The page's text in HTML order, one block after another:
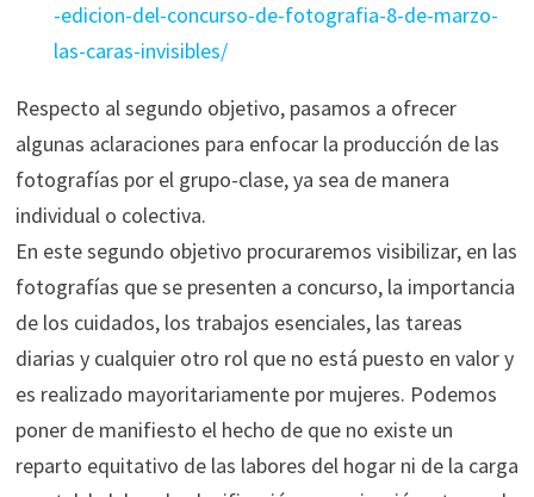
-edicion-del-concurso-de-fotografia-8-de-marzo-
las-caras-invisibles/
Respecto al segundo objetivo, pasamos a ofrecer
algunas aclaraciones para enfocar la producción de las
fotografías por el grupo-clase, ya sea de manera
individual o colectiva.
En este segundo objetivo procuraremos visibilizar, en las
fotografías que se presenten a concurso, la importancia
de los cuidados, los trabajos esenciales, las tareas
diarias y cualquier otro rol que no está puesto en valor y
es realizado mayoritariamente por mujeres. Podemos
poner de manifiesto el hecho de que no existe un
reparto equitativo de las labores del hogar ni de la carga